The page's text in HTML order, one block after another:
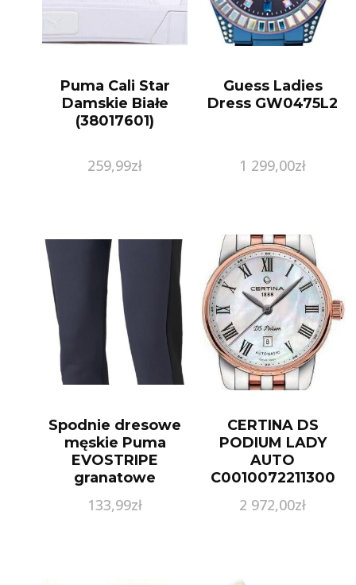
Puma Cali Star
Damskie Białe
(38017601)
259,99zł
Guess Ladies
Dress GW0475L2
1 299,00zł
Spodnie dresowe
męskie Puma
EVOSTRIPE
granatowe
133,99zł
CERTINA DS
PODIUM LADY
AUTO
C0010072211300
2 972,00zł